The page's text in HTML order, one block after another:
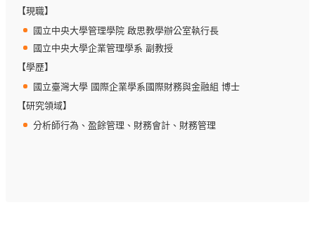
【現職】
國立中央大學管理學院 啟思教學辦公室執行長
國立中央大學企業管理學系 副教授
【學歷】
國立臺灣大學 國際企業學系國際財務與金融組 博士
【研究領域】
分析師行為、盈餘管理、財務會計、財務管理